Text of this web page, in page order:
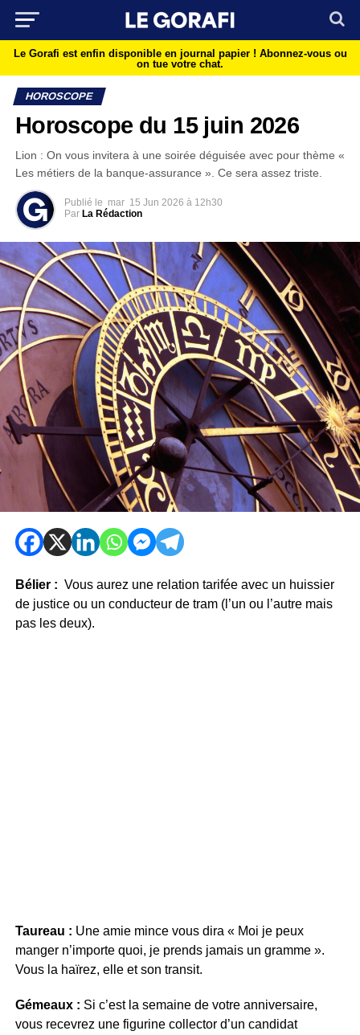
Le Gorafi est enfin disponible en journal papier ! Abonnez-vous ou
on tue votre chat.
HOROSCOPE
Horoscope du 15 juin 2026
Lion : On vous invitera à une soirée déguisée avec pour thème «
Les métiers de la banque-assurance ». Ce sera assez triste.
Publié le mar 15 Jun 2026 à 12h30
Par La Rédaction
Bélier : Vous aurez une relation tarifée avec un huissier
de justice ou un conducteur de tram (l’un ou l’autre mais
pas les deux).
Taureau : Une amie mince vous dira « Moi je peux
manger n’importe quoi, je prends jamais un gramme ».
Vous la haïrez, elle et son transit.
Gémeaux : Si c’est la semaine de votre anniversaire,
vous recevrez une figurine collector d’un candidat